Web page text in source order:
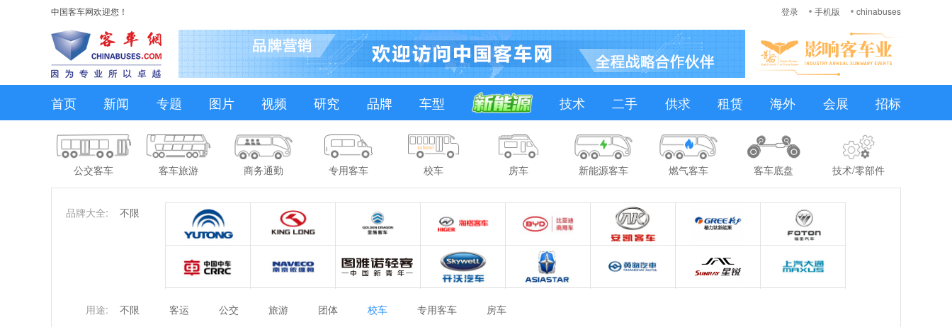
中国客车网欢迎您！ 登录 手机版 chinabuses
首页 新闻 专题 图片 视频 研究 品牌 车型 技术 二手 供求 租赁 海外 会展 招标
公交客车 客车旅游 商务通勤 专用客车 校车 房车 新能源客车 燃气客车 客车底盘 技术/零部件
品牌大全: 不限
用途: 不限 客运 公交 旅游 团体 校车 专用客车 房车